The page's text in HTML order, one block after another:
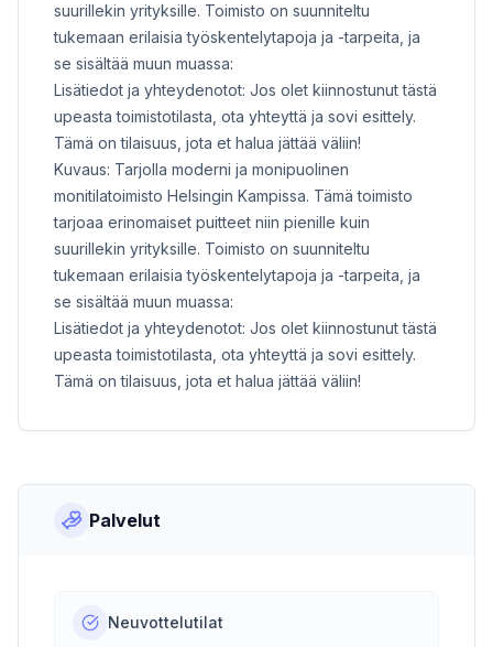
suurillekin yrityksille. Toimisto on suunniteltu
tukemaan erilaisia työskentelytapoja ja -tarpeita, ja
se sisältää muun muassa:
Lisätiedot ja yhteydenotot: Jos olet kiinnostunut tästä
upeasta toimistotilasta, ota yhteyttä ja sovi esittely.
Tämä on tilaisuus, jota et halua jättää väliin!
Kuvaus: Tarjolla moderni ja monipuolinen
monitilatoimisto Helsingin Kampissa. Tämä toimisto
tarjoaa erinomaiset puitteet niin pienille kuin
suurillekin yrityksille. Toimisto on suunniteltu
tukemaan erilaisia työskentelytapoja ja -tarpeita, ja
se sisältää muun muassa:
Lisätiedot ja yhteydenotot: Jos olet kiinnostunut tästä
upeasta toimistotilasta, ota yhteyttä ja sovi esittely.
Tämä on tilaisuus, jota et halua jättää väliin!
Palvelut
Neuvottelutilat